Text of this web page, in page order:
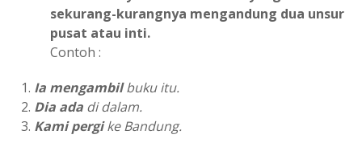
sekurang-kurangnya mengandung dua unsur
pusat atau inti.
Contoh :
Ia mengambilbuku itu.
Dia ada di dalam.
Kami pergike Bandung.